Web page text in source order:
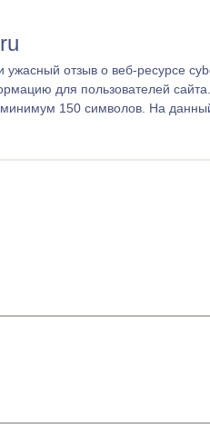
отзыв о веб-ресурсе
для пользователей
150 символов. На